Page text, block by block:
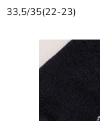
33,5/35(22-23)